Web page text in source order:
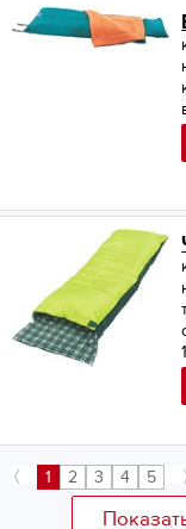
1 2 3 4 5